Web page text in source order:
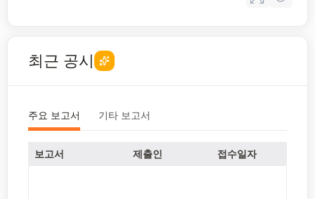
최근 공시
주요 보고서 기타 보고서
보고서 제출인 접수일자